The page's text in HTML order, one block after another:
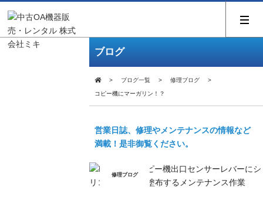
ブログ
ブログ一覧 修理ブログ
コピー機にマーガリン！？
営業日誌、修理やメンテナンスの情報など
満載！是非御覧ください。
修理ブログ